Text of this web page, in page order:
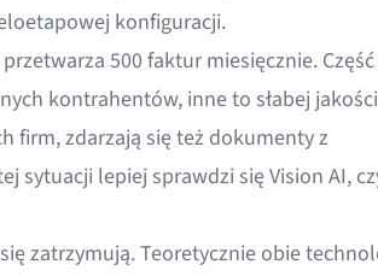
konfiguracji.
500 faktur miesięcznie. Część
kontrahentów, inne to słabej jakości
firm, zdarzają się też dokumenty z
sytuacji lepiej sprawdzi się Vision AI,
zatrzymują. Teoretycznie obie